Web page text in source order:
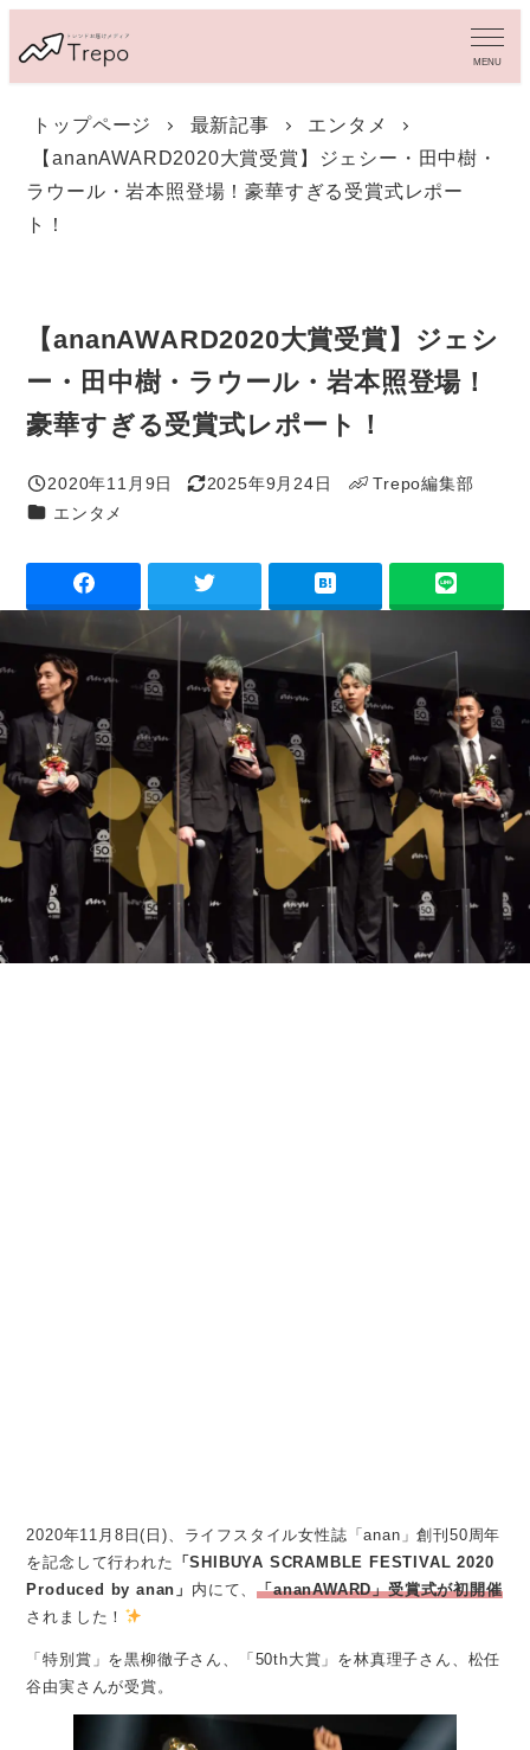
イ
MENU
トップページ 最新記事
エンタメ
【ananAWARD2020大賞受賞】ジェシー・田中樹・
ラウール・岩本照登場！豪華すぎる受賞式レポー
ト！
【ananAWARD2020大賞受賞】ジェシ
ー・田中樹・ラウール・岩本照登場！
豪華すぎる受賞式レポート！
投稿日
2020年11月9日
更新日
2025年9月24日
Trepo編集部
カテゴリー
エンタメ
2020年11月8日(日)、ライフスタイル女性誌「anan」創刊50周年
を記念して行われた 「SHIBUYA SCRAMBLE FESTIVAL 2020
Produced by anan」 内にて、「ananAWARD」受賞式が初開催
されました！
「特別賞」を黒柳徹子さん、「50th大賞」を林真理子さん、松任
谷由実さんが受賞。